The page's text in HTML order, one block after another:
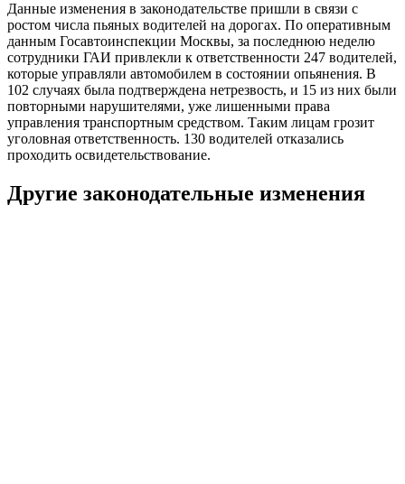
Данные изменения в законодательстве пришли в связи с
ростом числа пьяных водителей на дорогах. По оперативным
данным Госавтоинспекции Москвы, за последнюю неделю
сотрудники ГАИ привлекли к ответственности 247 водителей,
которые управляли автомобилем в состоянии опьянения. В
102 случаях была подтверждена нетрезвость, и 15 из них были
повторными нарушителями, уже лишенными права
управления транспортным средством. Таким лицам грозит
уголовная ответственность. 130 водителей отказались
проходить освидетельствование.
Другие законодательные изменения